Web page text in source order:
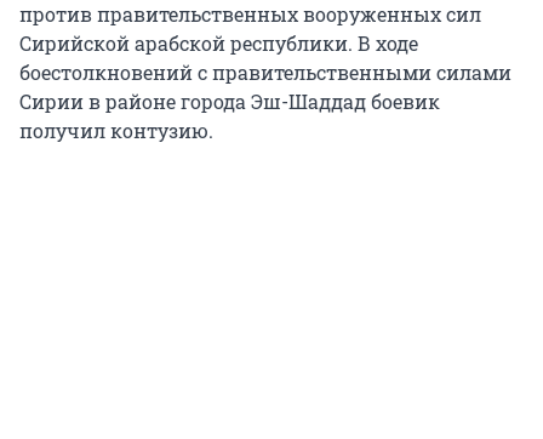
против правительственных вооруженных сил
Сирийской арабской республики. В ходе
боестолкновений с правительственными силами
Сирии в районе города Эш-Шаддад боевик
получил контузию.